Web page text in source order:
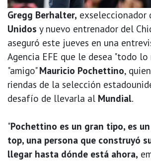
Gregg Berhalter, exseleccionador
Unidos y nuevo entrenador del
aseguró este jueves en una
Agencia EFE que le desea "todo lo
"amigo"Mauricio Pochettino,
riendas de la selección
desafío de llevarla al Mundial.
"Pochettino es un gran tipo, es
top, una persona que construyó
llegar hasta dónde está ahora,